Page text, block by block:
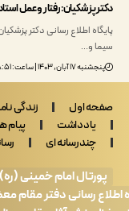
رفتار و عمل استاد
اطلاع رسانی دکتر پزشکیان -
۱۴۰۳ | ساعت: ۱۸:۵۱
اول زندگی نامه
پیام ها
ای
رسانه های
امام خمینی (ره)
رسانی دفتر مقام معظم